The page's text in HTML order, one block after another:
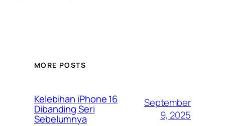
MORE POSTS
Kelebihan iPhone 16
Dibanding Seri
Sebelumnya
September
9, 2025